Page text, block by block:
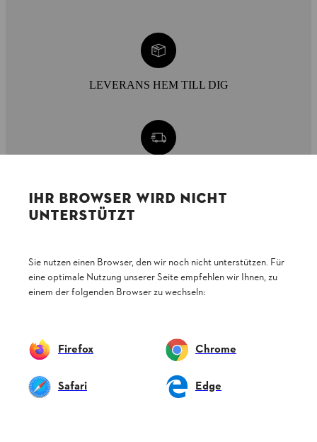
LEVERANS HEM TILL DIG
30 DAGARS FRI RETURRÄTT
IHR BROWSER WIRD NICHT
UNTERSTÜTZT
Sie nutzen einen Browser, den wir noch nicht unterstützen. Für
eine optimale Nutzung unserer Seite empfehlen wir Ihnen, zu
einem der folgenden Browser zu wechseln:
Firefox Chrome
Safari Edge